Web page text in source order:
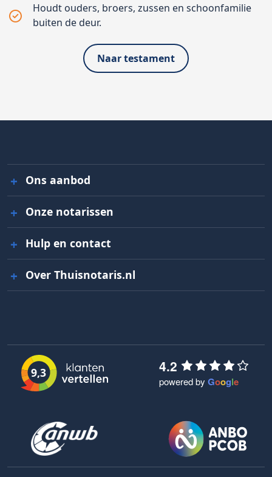
Houdt ouders, broers, zussen en schoonfamilie
buiten de deur.
Naar testament
Ons aanbod
Onze notarissen
Hulp en contact
Over Thuisnotaris.nl
9,3 4.2
powered by Google